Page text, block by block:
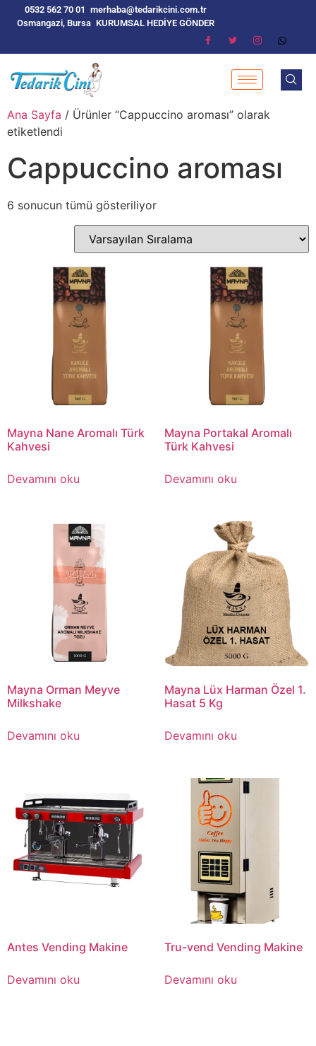
0532 562 70 01 merhaba@tedarikcini.com.tr
Osmangazi, Bursa KURUMSAL HEDİYE GÖNDER
Ana Sayfa / Ürünler “Cappuccino aroması” olarak
etiketlendi
Cappuccino aroması
6 sonucun tümü gösteriliyor
Mayna Nane Aromalı Türk
Kahvesi
Devamını oku
Mayna Portakal Aromalı
Türk Kahvesi
Devamını oku
Mayna Orman Meyve
Milkshake
Devamını oku
Mayna Lüx Harman Özel 1.
Hasat 5 Kg
Devamını oku
Antes Vending Makine
Devamını oku
Tru-vend Vending Makine
Devamını oku